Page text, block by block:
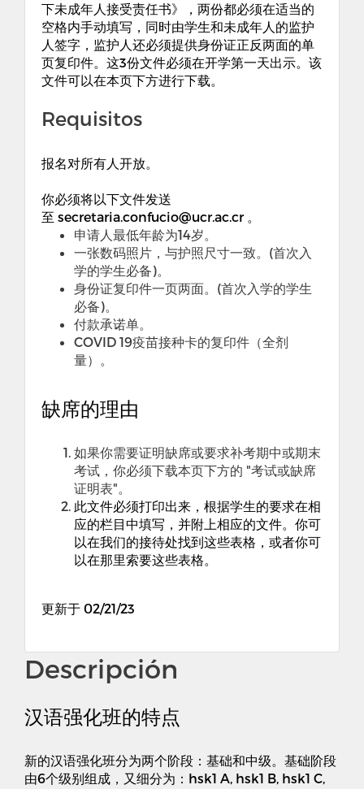
下未成年人接受责任书》，两份都必须在适当的
空格内手动填写，同时由学生和未成年人的监护
人签字，监护人还必须提供身份证正反两面的单
页复印件。这3份文件必须在开学第一天出示。该
文件可以在本页下方进行下载。
Requisitos
报名对所有人开放。
你必须将以下文件发送
至 secretaria.confucio@ucr.ac.cr 。
申请人最低年龄为14岁。
一张数码照片，与护照尺寸一致。(首次入
学的学生必备)。
身份证复印件一页两面。(首次入学的学生
必备)。
付款承诺单。
COVID 19疫苗接种卡的复印件（全剂
量）。
缺席的理由
如果你需要证明缺席或要求补考期中或期末
考试，你必须下载本页下方的 "考试或缺席
证明表"。
此文件必须打印出来，根据学生的要求在相
应的栏目中填写，并附上相应的文件。你可
以在我们的接待处找到这些表格，或者你可
以在那里索要这些表格。
更新于 02/21/23
Descripción
汉语强化班的特点
新的汉语强化班分为两个阶段：基础和中级。基础阶段
由6个级别组成，又细分为：hsk1 A, hsk1 B, hsk1 C,